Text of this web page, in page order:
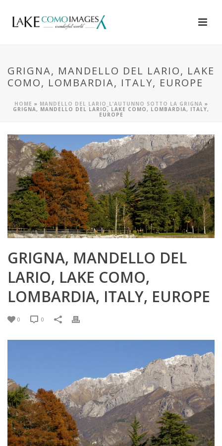
GRIGNA, MANDELLO DEL LARIO, LAKE
COMO, LOMBARDIA, ITALY, EUROPE
HOME » MANDELLO DEL LARIO_L’AUTUNNO SOTTO LA GRIGNA »
GRIGNA, MANDELLO DEL LARIO, LAKE COMO, LOMBARDIA, ITALY,
EUROPE
GRIGNA, MANDELLO DEL
LARIO, LAKE COMO,
LOMBARDIA, ITALY, EUROPE
0 0